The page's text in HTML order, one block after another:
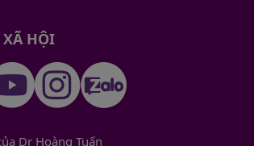
XÃ HỘI
Dr Hoàng Tuấn